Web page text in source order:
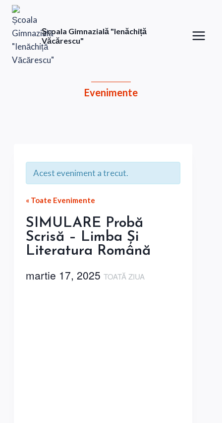
Skip
content
Școala Gimnazială "Ienăchiță
Văcărescu"
Evenimente
Acest eveniment a trecut.
« Toate Evenimente
SIMULARE Probă
Scrisă – Limba Și
Literatura Română
martie 17, 2025 TOATĂ ZIUA